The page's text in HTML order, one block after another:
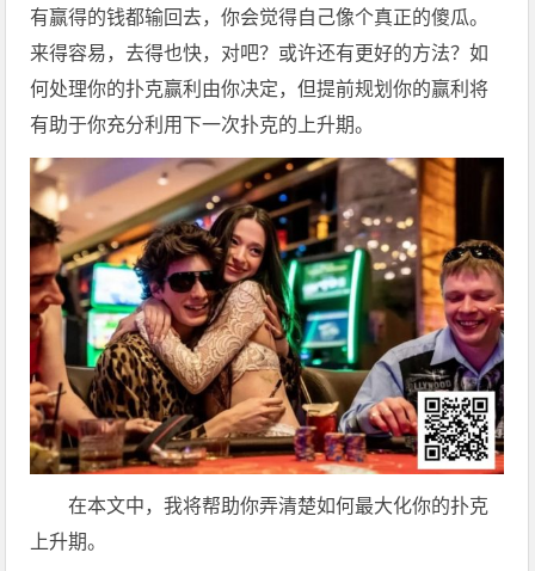
有赢得的钱都输回去，你会觉得自己像个真正的傻瓜。
来得容易，去得也快，对吧？或许还有更好的方法？如
何处理你的扑克赢利由你决定，但提前规划你的赢利将
有助于你充分利用下一次扑克的上升期。
在本文中，我将帮助你弄清楚如何最大化你的扑克
上升期。